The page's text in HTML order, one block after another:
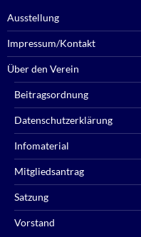
Ausstellung
Impressum/Kontakt
Über den Verein
Beitragsordnung
Datenschutzerklärung
Infomaterial
Mitgliedsantrag
Satzung
Vorstand